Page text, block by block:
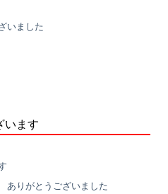
いました
います
ありがとうございました